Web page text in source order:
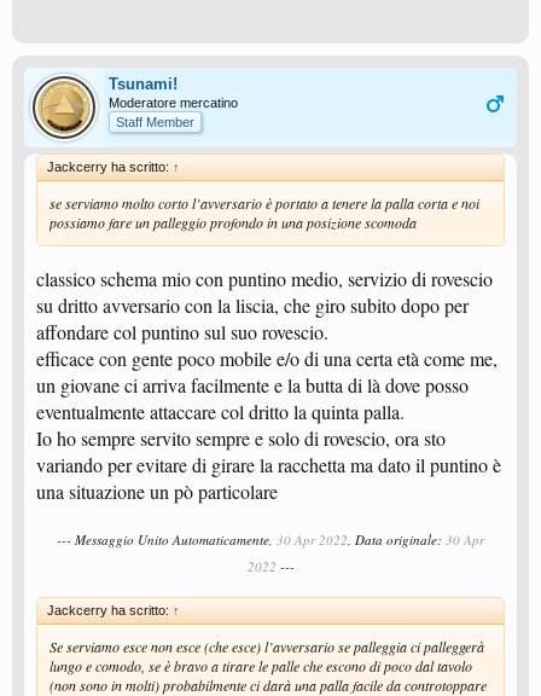
Tsunami!
Moderatore mercatino
Staff Member
Jackcerry ha scritto: ↑
se serviamo molto corto l’avversario è portato a tenere la palla corta e noi
possiamo fare un palleggio profondo in una posizione scomoda
classico schema mio con puntino medio, servizio di rovescio
su dritto avversario con la liscia, che giro subito dopo per
affondare col puntino sul suo rovescio.
efficace con gente poco mobile e/o di una certa età come me,
un giovane ci arriva facilmente e la butta di là dove posso
eventualmente attaccare col dritto la quinta palla.
Io ho sempre servito sempre e solo di rovescio, ora sto
variando per evitare di girare la racchetta ma dato il puntino è
una situazione un pò particolare
--- Messaggio Unito Automaticamente, 30 Apr 2022, Data originale: 30 Apr
2022 ---
Jackcerry ha scritto: ↑
Se serviamo esce non esce (che esce) l’avversario se palleggia ci palleggerà
lungo e comodo, se è bravo a tirare le palle che escono di poco dal tavolo
(non sono in molti) probabilmente ci darà una palla facile da controtoppare